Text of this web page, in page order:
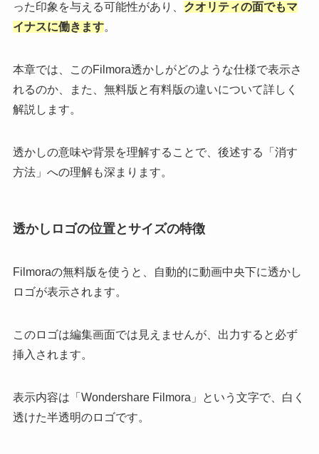
った印象を与える可能性があり、 クオリティの面でもマ
イナスに働きます。
本章では、このFilmora透かしがどのような仕様で表示さ
れるのか、また、無料版と有料版の違いについて詳しく
解説します。
透かしの意味や背景を理解することで、後述する「消す
方法」への理解も深まります。
透かしロゴの位置とサイズの特徴
Filmoraの無料版を使うと、自動的に動画中央下に透かし
ロゴが表示されます。
このロゴは編集画面では見えませんが、出力すると必ず
挿入されます。
表示内容は「Wondershare Filmora」という文字で、白く
透けた半透明のロゴです。